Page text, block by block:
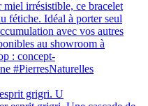
grigri. U